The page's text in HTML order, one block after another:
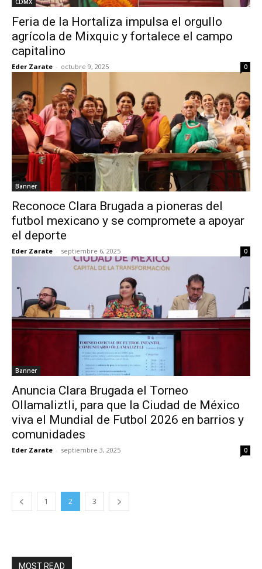
CDMX
Feria de la Hortaliza impulsa el orgullo
agrícola de Mixquic y fortalece el campo
capitalino
Eder Zarate - octubre 9, 2025 0
Banner
Reconoce Clara Brugada a pioneras del
futbol mexicano y se compromete a apoyar
el deporte
Eder Zarate - septiembre 6, 2025 0
Banner
Anuncia Clara Brugada el Torneo
Ollamaliztli, para que la Ciudad de México
viva el Mundial de Futbol 2026 en barrios y
comunidades
Eder Zarate - septiembre 3, 2025 0
1 2 3
MOST READ